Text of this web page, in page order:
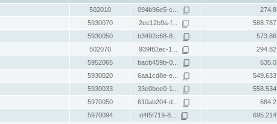
502010 094b96e5-c... 274.8
5930070 2ee12b9a-f... 588.787
5930050 b3492c68-8... 573.86
502070 939f82ec-1... 294.82
5952065 bacb459b-0... 635.0
5930020 6aa1cd8e-e... 549.633
5930033 33e0bce0-1... 558.534
5970050 610ab204-d... 684.2
5970094 d4f5f719-8... 695.214